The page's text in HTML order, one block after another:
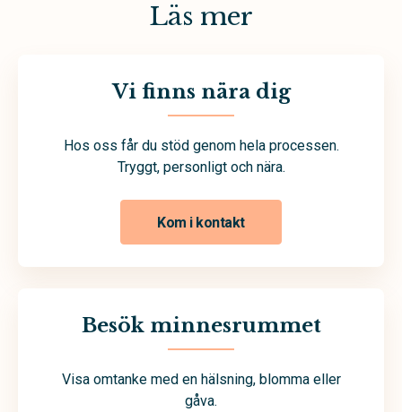
Läs mer
Vi finns nära dig
Hos oss får du stöd genom hela processen.
Tryggt, personligt och nära.
Kom i kontakt
Besök minnesrummet
Visa omtanke med en hälsning, blomma eller
gåva.